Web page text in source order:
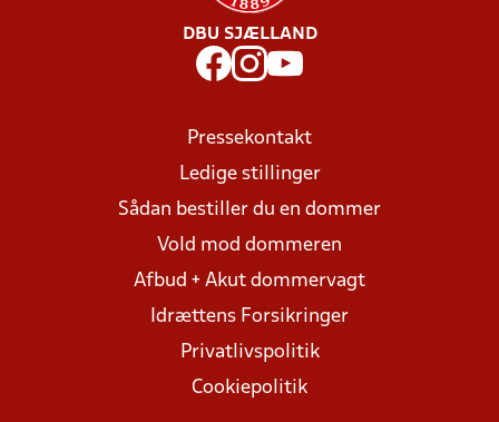
DBU SJÆLLAND
Pressekontakt
Ledige stillinger
Sådan bestiller du en dommer
Vold mod dommeren
Afbud + Akut dommervagt
Idrættens Forsikringer
Privatlivspolitik
Cookiepolitik